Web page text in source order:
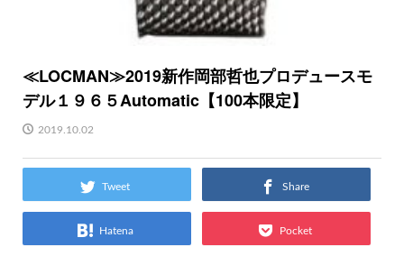
≪LOCMAN≫2019新作岡部哲也プロデュースモ
デル１９６５Automatic【100本限定】
2019.10.02
Tweet Share
Hatena Pocket